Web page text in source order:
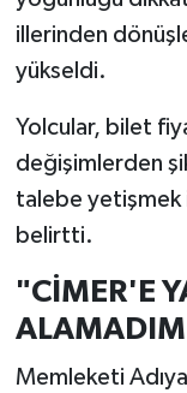
illerinden
yükseldi.
Yolcular, bilet
değişimlerden
talebe yetişmek
belirtti.
"CİMER'E
Memleketi